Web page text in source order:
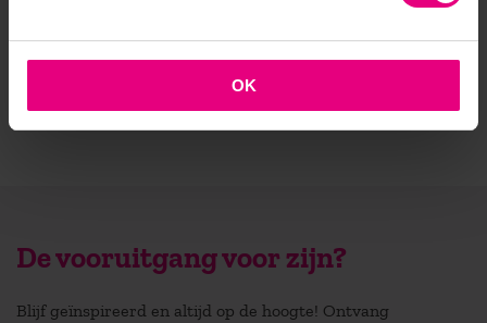
OK
De vooruitgang voor zijn?
Blijf geïnspireerd en altijd op de hoogte! Ontvang